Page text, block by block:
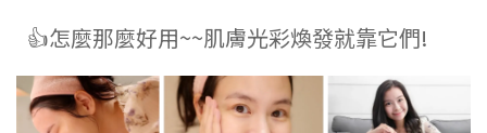
👍怎麼那麼好用~~肌膚光彩煥發就靠它們!